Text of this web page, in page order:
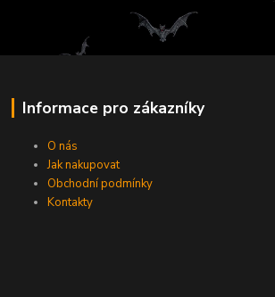
Informace pro zákazníky
O nás
Jak nakupovat
Obchodní podmínky
Kontakty